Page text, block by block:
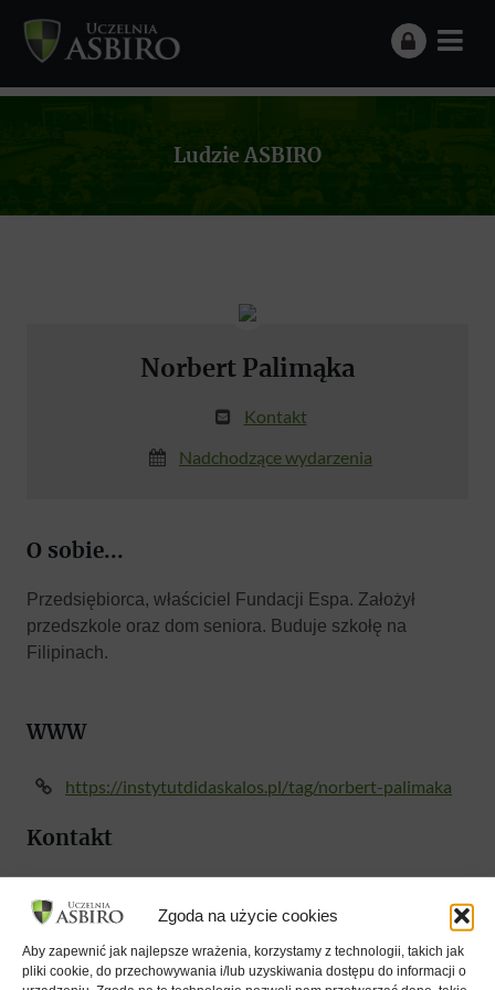
Zgoda na użycie cookies
Aby zapewnić jak najlepsze wrażenia, korzystamy z technologii, takich jak
pliki cookie, do przechowywania i/lub uzyskiwania dostępu do informacji o
Ludzie ASBIRO
Norbert Palimąka
Kontakt
Nadchodzące wydarzenia
O sobie...
Przedsiębiorca, właściciel Fundacji Espa. Założył
przedszkole oraz dom seniora. Buduje szkołę na
Filipinach.
WWW
https://instytutdidaskalos.pl/tag/norbert-palimaka
Kontakt
Klubu ASBiRO
Wykłady